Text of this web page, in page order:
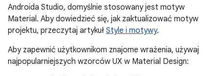
Androida Studio, domyślnie stosowany jest motyw
Material. Aby dowiedzieć się, jak zaktualizować motyw
projektu, przeczytaj artykuł Style i motywy.
Aby zapewnić użytkownikom znajome wrażenia, używaj
najpopularniejszych wzorców UX w Material Design: